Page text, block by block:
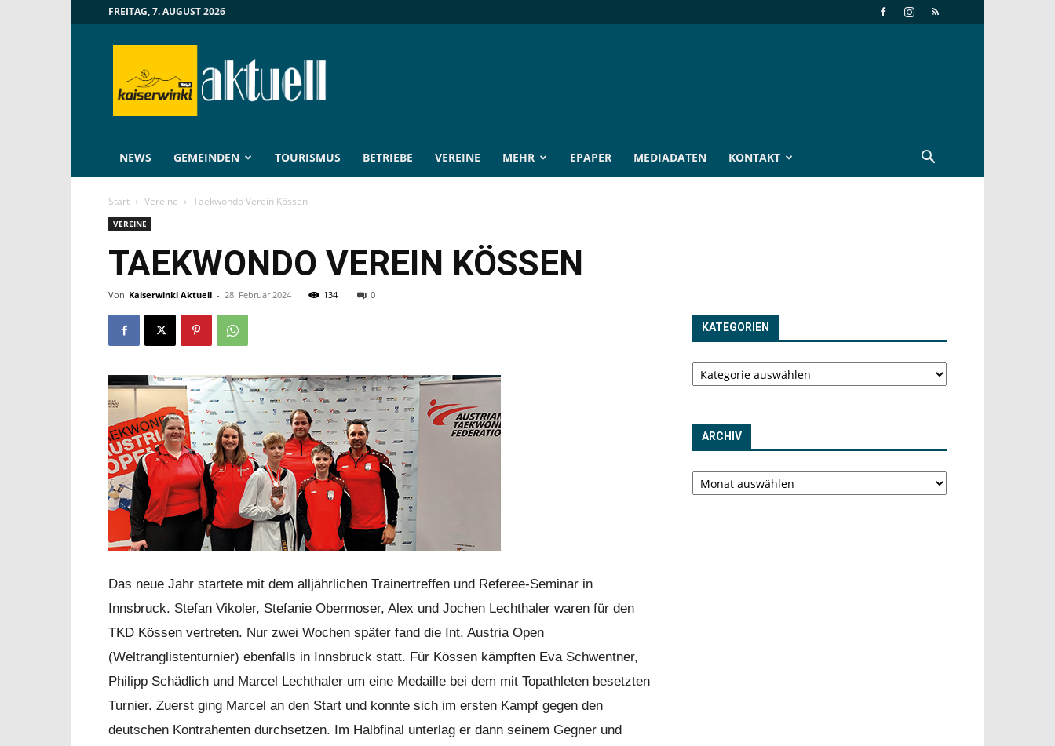
FREITAG, 7. AUGUST 2026
Aktuell
NEWS GEMEINDEN TOURISMUS BETRIEBE VEREINE MEHR EPAPER MEDIADATEN KONTAKT
Start Vereine Taekwondo Verein Kössen
VEREINE
TAEKWONDO VEREIN KÖSSEN
Von Kaiserwinkl Aktuell - 28. Februar 2024 134 0
Das neue Jahr startete mit dem alljährlichen Trainertreffen und Referee-Seminar in
Innsbruck. Stefan Vikoler, Stefanie Obermoser, Alex und Jochen Lechthaler waren für den
TKD Kössen vertreten. Nur zwei Wochen später fand die Int. Austria Open
(Weltranglistenturnier) ebenfalls in Innsbruck statt. Für Kössen kämpften Eva Schwentner,
Philipp Schädlich und Marcel Lechthaler um eine Medaille bei dem mit Topathleten besetzten
Turnier. Zuerst ging Marcel an den Start und konnte sich im ersten Kampf gegen den
deutschen Kontrahenten durchsetzen. Im Halbfinal unterlag er dann seinem Gegner und
KATEGORIEN
Kategorien
ARCHIV
Archiv